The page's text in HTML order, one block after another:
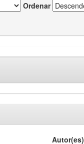
Ordenar
Autor(es)